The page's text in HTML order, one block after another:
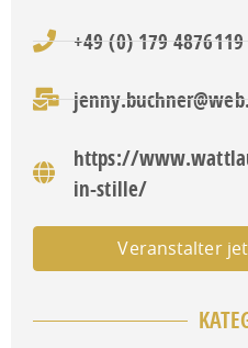
+49 (0) 179 4876119
https://
in-stille/
Veranstalter